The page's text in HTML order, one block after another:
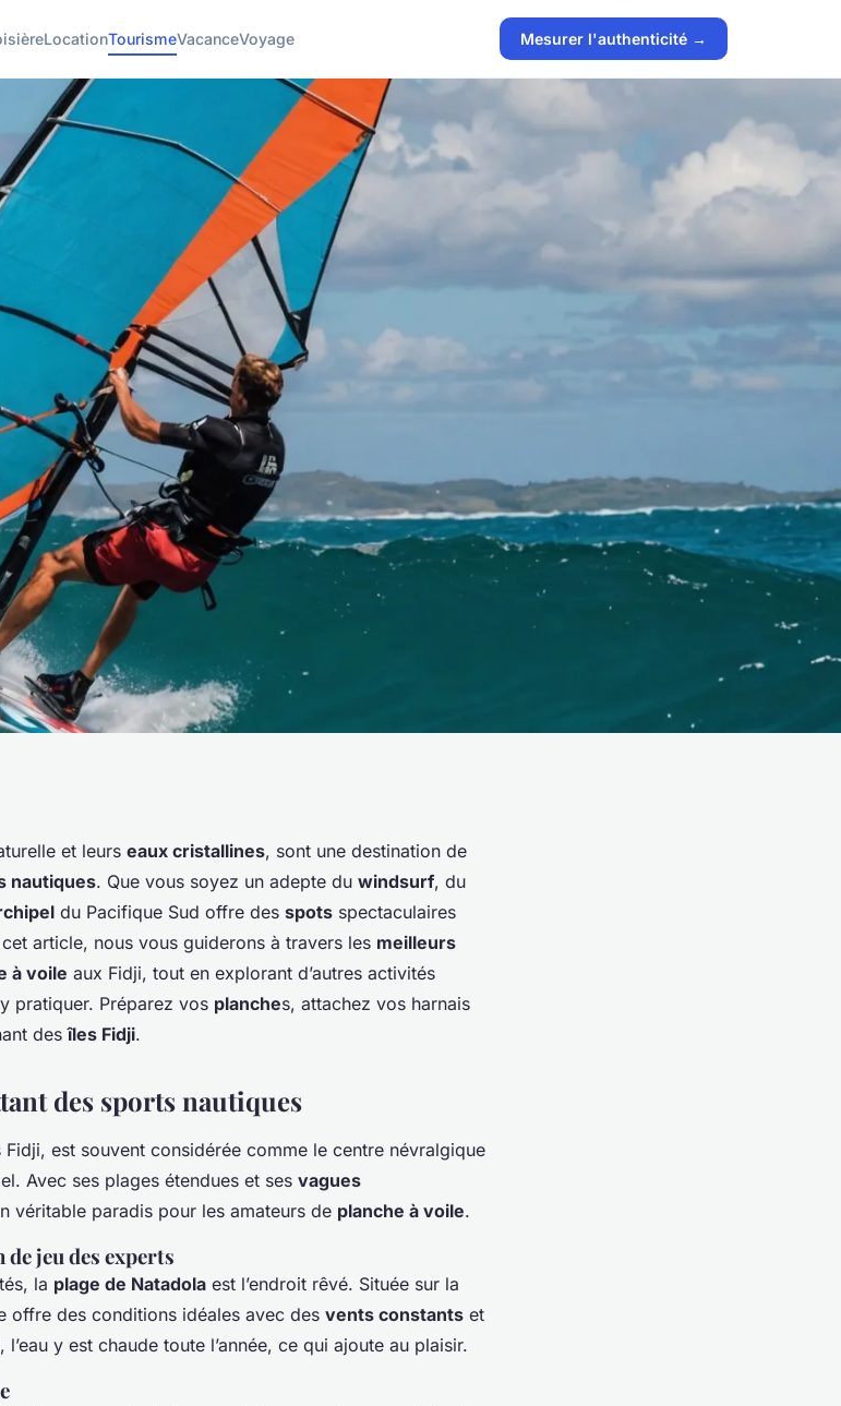
LocationTourismeVacanceVoyage Mesurer l'authenticité →
pour
îles
et leurs eaux cristallines, sont une destination de
nautiques. Que vous soyez un adepte du windsurf, du
du Pacifique Sud offre des spots spectaculaires
article, nous vous guiderons à travers les meilleurs
à voile aux Fidji, tout en explorant d’autres activités
pratiquer. Préparez vos planches, attachez vos harnais
desîles Fidji.
des sports nautiques
est souvent considérée comme le centre névralgique
Avec ses plages étendues et ses vagues
véritable paradis pour les amateurs de planche à voile.
jeu des experts
la plage de Natadola est l’endroit rêvé. Située sur la
offre des conditions idéales avec des vents constants et
l’eau y est chaude toute l’année, ce qui ajoute au plaisir.